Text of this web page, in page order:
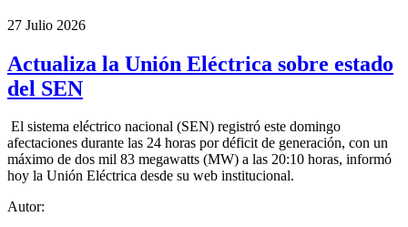
27 Julio 2026
Actualiza la Unión Eléctrica sobre estado
del SEN
El sistema eléctrico nacional (SEN) registró este domingo
afectaciones durante las 24 horas por déficit de generación, con un
máximo de dos mil 83 megawatts (MW) a las 20:10 horas, informó
hoy la Unión Eléctrica desde su web institucional.
Autor: